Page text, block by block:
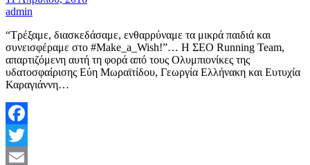
admin
“Τρέξαμε, διασκεδάσαμε, ενθαρρύναμε τα μικρά παιδιά και
συνεισφέραμε στο #Μake_a_Wish!”… Η ΣΕΟ Running Team,
απαρτιζόμενη αυτή τη φορά από τους Ολυμπιονίκες της
υδατοσφαίρισης Εύη Μωραϊτίδου, Γεωργία Ελλήνακη και Ευτυχία
Καραγιάννη…
Facebook
Twitter